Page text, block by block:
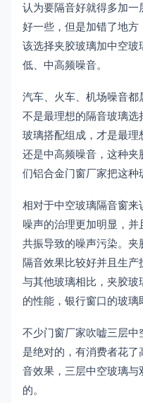
认为要隔音好就得多加
好一些，但是加错了地
该选择夹胶玻璃加中空
低、中高频噪音。
汽车、火车、机场噪音
不是最理想的隔音玻璃
玻璃搭配组成，才是最
还是中高频噪音，这种
们铝合金门窗厂家把这种
相对于中空玻璃隔音窗
噪声的治理更加明显，
共振导致的噪声污染。
隔音效果比较好并且生产
与其他玻璃相比，夹胶
的性能，银行窗口的玻璃
不少门窗厂家吹嘘三层
是绝对的，有消费者花
音效果，三层中空玻璃
的。